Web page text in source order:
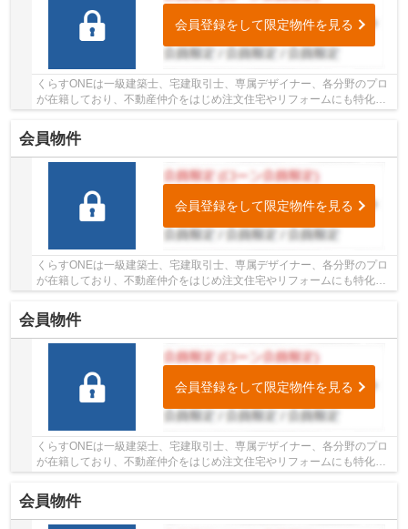
会員登録をして限定物件を見る
くらすONEは一級建築士、宅建取引士、専属デザイナー、各分野のプロ
が在籍しており、不動産仲介をはじめ注文住宅やリフォームにも特化し
ているお店です♪姫路市・たつの市周辺の住まい...
会員物件
会員登録をして限定物件を見る
くらすONEは一級建築士、宅建取引士、専属デザイナー、各分野のプロ
が在籍しており、不動産仲介をはじめ注文住宅やリフォームにも特化し
ているお店です♪姫路市・たつの市周辺の住まい...
会員物件
会員登録をして限定物件を見る
くらすONEは一級建築士、宅建取引士、専属デザイナー、各分野のプロ
が在籍しており、不動産仲介をはじめ注文住宅やリフォームにも特化し
ているお店です♪姫路市・たつの市周辺の住まい...
会員物件